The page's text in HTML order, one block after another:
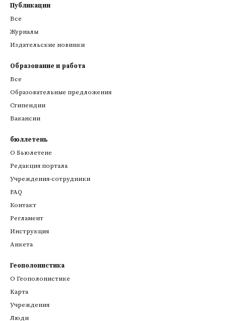
Публикации
Все
Журналы
Издательские новинки
Образование и работа
Все
Образовательные предложения
Стипендии
Вакансии
бюллетень
О Бьюлетене
Редакция портала
Учреждения-сотрудники
FAQ
Контакт
Регламент
Инструкция
Анкета
Геополонистика
О Геополонистике
Kарта
Учреждения
Люди